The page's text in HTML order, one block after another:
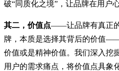
破“同质化之境”，让品牌在用户
其二，价值点——让品牌有真正
牌，本质是选择其背后的价值
价值或是精神价值。我们深入挖
用户的需求痛点，将价值点具象